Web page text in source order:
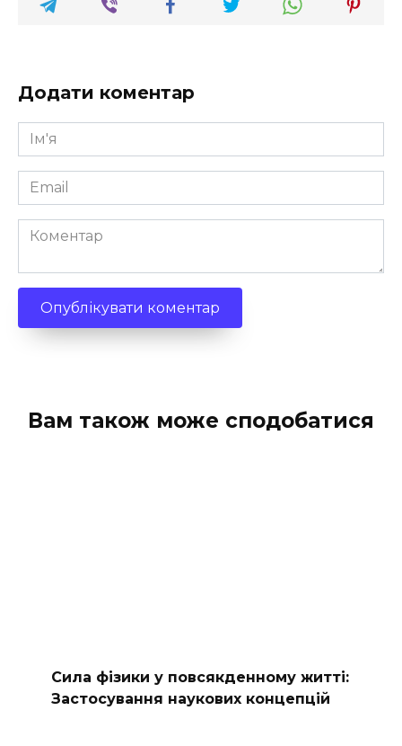
Додати коментар
Ім'я
*
Email
*
Коментар
Вам також може сподобатися
Сила фізики у повсякденному житті:
Застосування наукових концепцій